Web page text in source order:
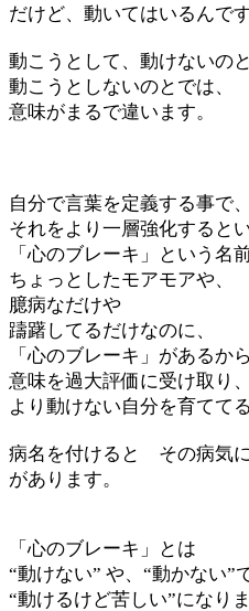
だけど、動いてはいるんです
動こうとして、動けないのと
動こうとしないのとでは、
意味がまるで違います。
自分で言葉を定義する事で、
それをより一層強化すると
「心のブレーキ」という名
ちょっとしたモアモアや、
臆病なだけや
躊躇してるだけなのに、
「心のブレーキ」があるから
意味を過大評価に受け取り、
より動けない自分を育てて
病名を付けると その病気
があります。
「心のブレーキ」とは
“動けない” や、“動かない”
“動けるけど苦しい”になりま